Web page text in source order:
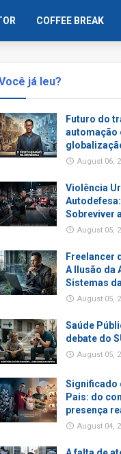
COFFEE BREAK
já leu?
Futuro do
automação
August 06,
Violência
Sobreviver
August 05,
Freelancer
A Ilusão da
Sistemas
August 05,
Saúde
debate do
August 05,
Significado
Pais: do
presença
August 04,